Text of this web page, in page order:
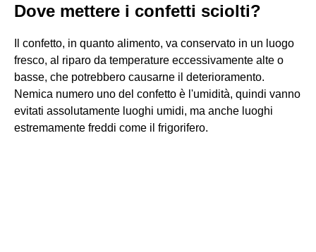
Dove mettere i confetti sciolti?
Il confetto, in quanto alimento, va conservato in un luogo
fresco, al riparo da temperature eccessivamente alte o
basse, che potrebbero causarne il deterioramento.
Nemica numero uno del confetto è l'umidità, quindi vanno
evitati assolutamente luoghi umidi, ma anche luoghi
estremamente freddi come il frigorifero.